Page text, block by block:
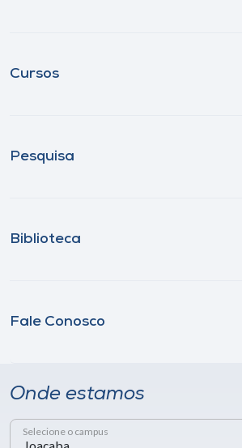
Cursos
Pesquisa
Biblioteca
Fale Conosco
Onde estamos
Selecione o campus